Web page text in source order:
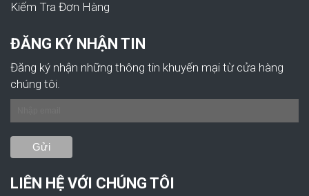
Kiếm Tra Đơn Hàng
ĐĂNG KÝ NHẬN TIN
Đăng ký nhận những thông tin khuyến mại từ cửa hàng
chúng tôi.
LIÊN HỆ VỚI CHÚNG TÔI